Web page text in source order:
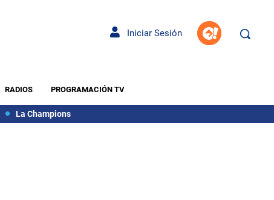
Iniciar Sesión
RADIOS PROGRAMACIÓN TV
La Champions